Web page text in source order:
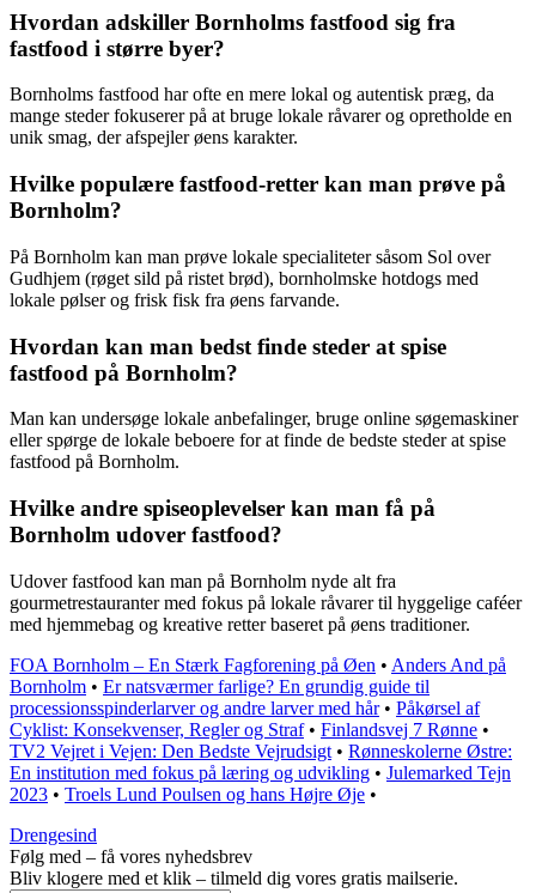
Hvordan adskiller Bornholms fastfood sig fra
fastfood i større byer?
Bornholms fastfood har ofte en mere lokal og autentisk præg, da
mange steder fokuserer på at bruge lokale råvarer og opretholde en
unik smag, der afspejler øens karakter.
Hvilke populære fastfood-retter kan man prøve på
Bornholm?
På Bornholm kan man prøve lokale specialiteter såsom Sol over
Gudhjem (røget sild på ristet brød), bornholmske hotdogs med
lokale pølser og frisk fisk fra øens farvande.
Hvordan kan man bedst finde steder at spise
fastfood på Bornholm?
Man kan undersøge lokale anbefalinger, bruge online søgemaskiner
eller spørge de lokale beboere for at finde de bedste steder at spise
fastfood på Bornholm.
Hvilke andre spiseoplevelser kan man få på
Bornholm udover fastfood?
Udover fastfood kan man på Bornholm nyde alt fra
gourmetrestauranter med fokus på lokale råvarer til hyggelige caféer
med hjemmebag og kreative retter baseret på øens traditioner.
FOA Bornholm – En Stærk Fagforening på Øen • Anders And på
Bornholm • Er natsværmer farlige? En grundig guide til
processionsspinderlarver og andre larver med hår• Påkørsel af
Cyklist: Konsekvenser, Regler og Straf• Finlandsvej 7 Rønne •
TV2 Vejret i Vejen: Den Bedste Vejrudsigt • Rønneskolerne Østre:
En institution med fokus på læring og udvikling • Julemarked Tejn
2023 • Troels Lund Poulsen og hans Højre Øje •
Drengesind
Følg med – få vores nyhedsbrev
Bliv klogere med et klik – tilmeld dig vores gratis mailserie.